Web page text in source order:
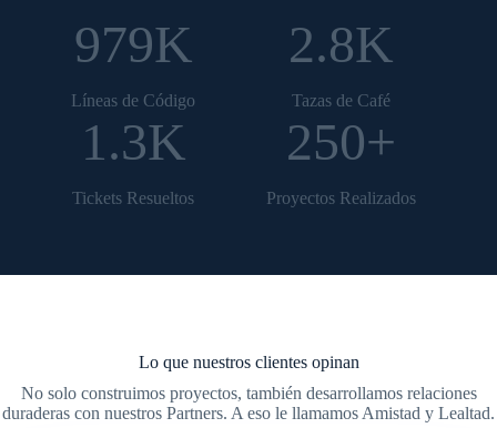
979K
Líneas de Código
2.8K
Tazas de Café
1.3K
Tickets Resueltos
250+
Proyectos Realizados
Lo que nuestros clientes opinan
No solo construimos proyectos, también desarrollamos relaciones
duraderas con nuestros Partners. A eso le llamamos Amistad y Lealtad.